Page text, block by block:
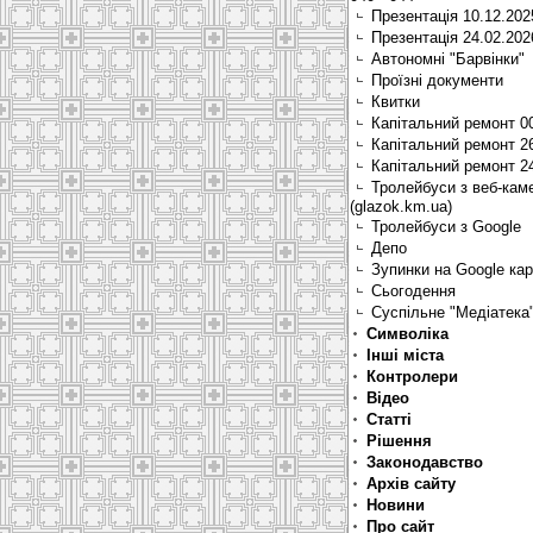
Презентація
Презентація
Автономні "Барвінки"
Проїзні документи
Квитки
Капітальний ремонт
Капітальний ремонт
Капітальний ремонт
Тролейбуси з веб-
(glazok.km.ua)
Тролейбуси з Google
Депо
Зупинки на Google
Сьогодення
Суспільне "Медіатека"
Символіка
Інші міста
Контролери
Відео
Статті
Рішення
Законодавство
Архів сайту
Новини
Про сайт